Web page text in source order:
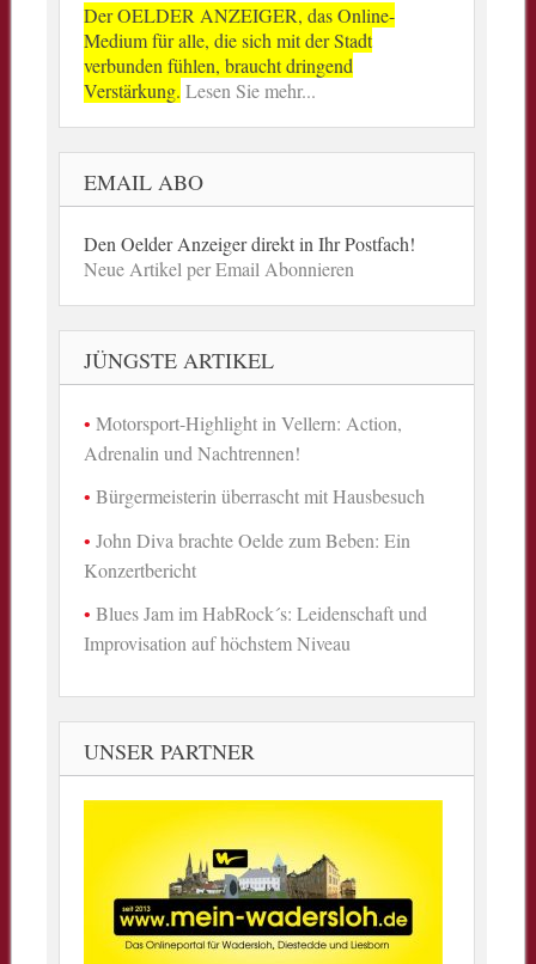
Der OELDER ANZEIGER, das Online-
Medium für alle, die sich mit der Stadt
verbunden fühlen, braucht dringend
Verstärkung. Lesen Sie mehr...
EMAIL ABO
Den Oelder Anzeiger direkt in Ihr Postfach!
Neue Artikel per Email Abonnieren
JÜNGSTE ARTIKEL
Motorsport-Highlight in Vellern: Action,
Adrenalin und Nachtrennen!
Bürgermeisterin überrascht mit Hausbesuch
John Diva brachte Oelde zum Beben: Ein
Konzertbericht
Blues Jam im HabRock´s: Leidenschaft und
Improvisation auf höchstem Niveau
UNSER PARTNER